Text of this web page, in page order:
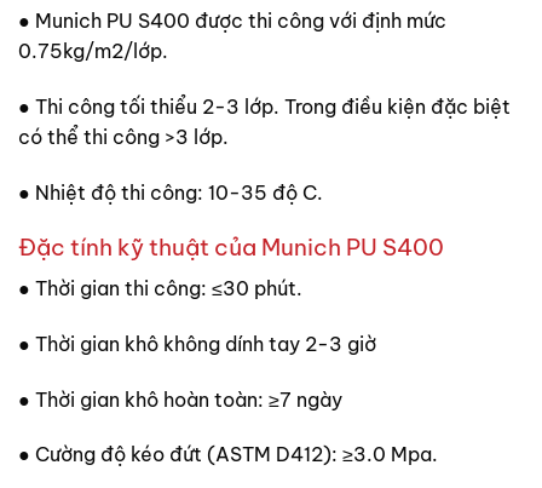
● Munich PU S400 được thi công với định mức
0.75kg/m2/lớp.
● Thi công tối thiểu 2-3 lớp. Trong điều kiện đặc biệt
có thể thi công >3 lớp.
● Nhiệt độ thi công: 10-35 độ C.
Đặc tính kỹ thuật của Munich PU S400
● Thời gian thi công: ≤30 phút.
● Thời gian khô không dính tay 2-3 giờ
● Thời gian khô hoàn toàn: ≥7 ngày
● Cường độ kéo đứt (ASTM D412): ≥3.0 Mpa.